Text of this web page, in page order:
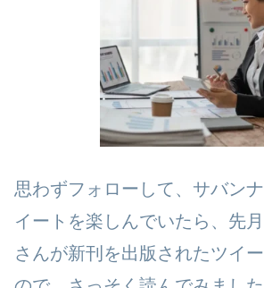
思わずフォローして、サバン
イートを楽しんでいたら、先
さんが新刊を出版されたツイ